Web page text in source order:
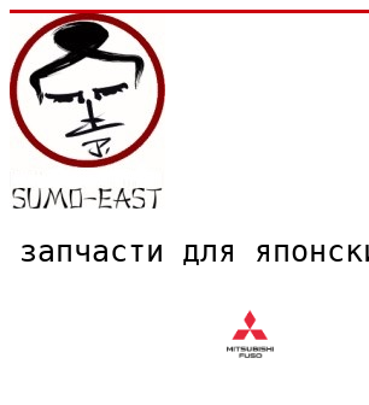
запчасти для